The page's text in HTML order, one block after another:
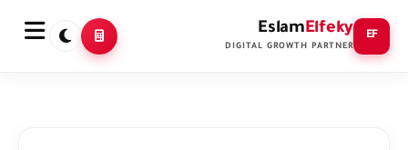
EF
EslamElfeky
DIGITAL GROWTH PARTNER